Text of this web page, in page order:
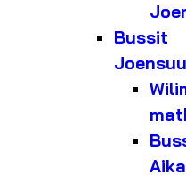
Bussit
Joensuu